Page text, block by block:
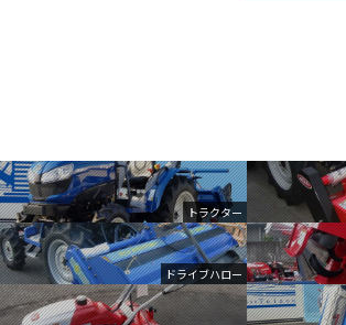
トラクター
ドライブハロー